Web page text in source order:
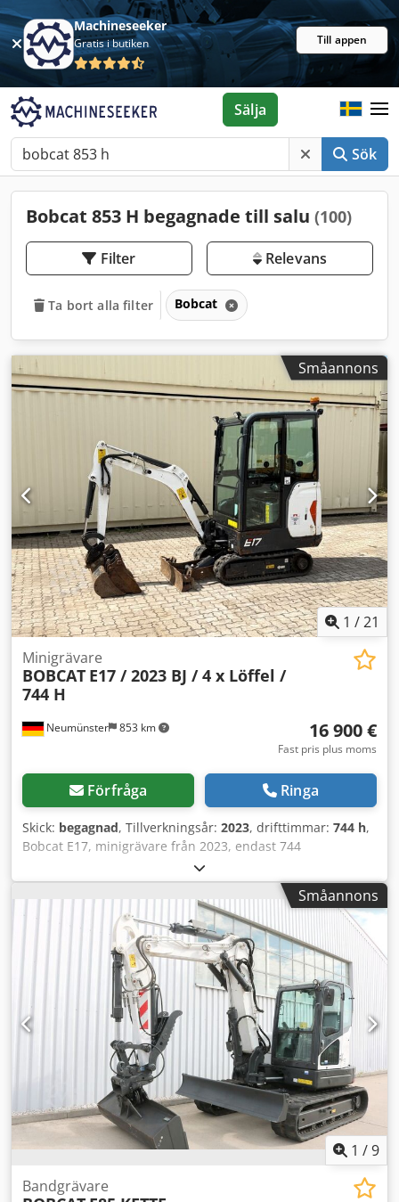
Machineseeker
Gratis i butiken Till appen
Sök
Sälja
Bobcat 853 H begagnade till salu (100)
Filter Relevans
Ta bort alla filter Bobcat
Småannons
1 /21
Neumünster 853 km
Minigrävare
BOBCAT E17 / 2023 BJ / 4 x Löffel /
744 H
16 900 €
Fast pris plus moms
Förfråga Ringa
Skick: begagnad, Tillverkningsår: 2023, drifttimmar: 744 h,
Bobcat E17, minigrävare från 2023, endast 744
drifttimmar, inklusive 4 skopor! ---- * Tillverkare: Bobcat *
Modell: E17 * Årsmodell: 2023 * Avlästa drifttimmar: ca
744 Crjdszp Ayvjpfx Aifof * Inkluderar 4 skopor * Snabbt
kopplingssystem * Fullt förarhytt * Utdragbart underrede *
Driftsvikt: 1 711 kg * Kubota dieselmotor * Pris: 16 900
euro, netto + 19 % moms ---- För ytterligare frågor,
vänligen ring: Erik Kortum: WhatsApp ?All information
lämnas utan garanti och ansvar, med reservation för fel
och försäljning.
Småannons
1 /9
Bandgrävare